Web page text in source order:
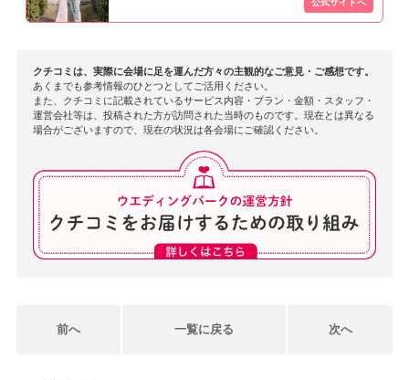
クチコミは、実際に会場に足を運んだ方々の主観的なご意見・ご感想です。
あくまでも参考情報のひとつとしてご活用ください。
また、クチコミに記載されているサービス内容・プラン・金額・スタッフ・
運営会社等は、投稿された方が訪問された当時のものです。現在とは異なる
場合がございますので、現在の状況は各会場にご確認ください。
前へ 一覧に戻る 次へ